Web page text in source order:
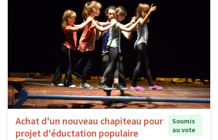
Achat d'un nouveau chapiteau pour
projet d'éductation populaire
Soumis
au vote